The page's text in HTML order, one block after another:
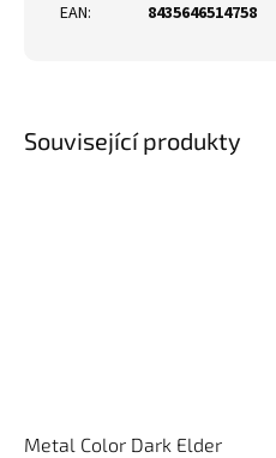
Související produkty
Metal Color Dark Elder
EAN: 8435646514758